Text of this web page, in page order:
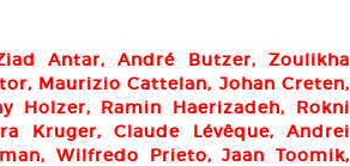
Antar, André Butzer, Zoulikha
Maurizio Cattelan, Johan Creten,
Holzer, Ramin Haerizadeh, Rokni
Kruger, Claude Lévêque, Andrei
Wilfredo Prieto, Jaan Toomik,